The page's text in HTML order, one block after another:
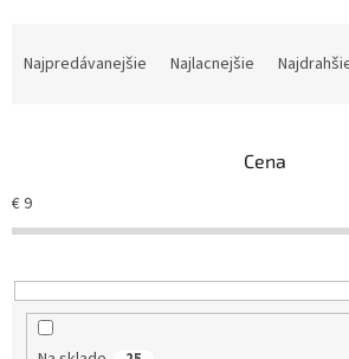
e
p
r
d
Najpredávanejšie Najlacnejšie
Cena
€9